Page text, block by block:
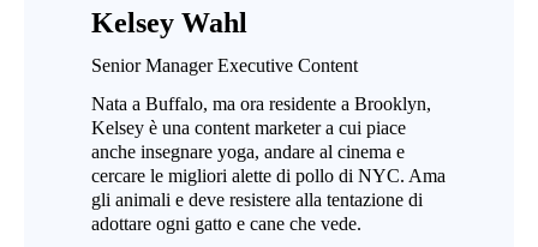
Kelsey Wahl
Senior Manager Executive Content
Nata a Buffalo, ma ora residente a Brooklyn,
Kelsey è una content marketer a cui piace
anche insegnare yoga, andare al cinema e
cercare le migliori alette di pollo di NYC. Ama
gli animali e deve resistere alla tentazione di
adottare ogni gatto e cane che vede.